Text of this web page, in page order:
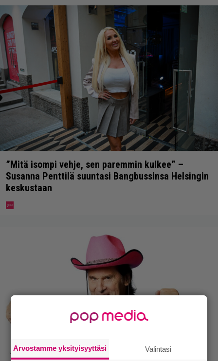
”Mitä isompi vehje, sen paremmin kulkee” –
Susanna Penttilä suuntasi Bangbussinsa Helsingin
keskustaan
Arvostamme yksityisyyttäsi Valintasi